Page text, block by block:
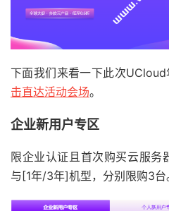
下面我们来看一下此次UCloud
击直达活动会场。
企业新用户专区
限企业认证且首次购买云服务
与[1年/3年]机型，分别限购3台